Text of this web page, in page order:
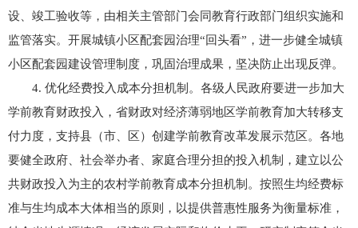
设、竣工验收等，由相关主管部门会同教育行政部门组织实施和
监管落实。开展城镇小区配套园治理“回头看”，进一步健全城镇
小区配套园建设管理制度，巩固治理成果，坚决防止出现反弹。
4. 优化经费投入成本分担机制。各级人民政府要进一步加大
学前教育财政投入，省财政对经济薄弱地区学前教育加大转移支
付力度，支持县（市、区）创建学前教育改革发展示范区。各地
要健全政府、社会举办者、家庭合理分担的投入机制，建立以公
共财政投入为主的农村学前教育成本分担机制。按照生均经费标
准与生均成本大体相当的原则，以提供普惠性服务为衡量标准，